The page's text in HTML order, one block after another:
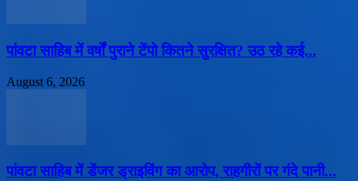
पांवटा साहिब में वर्षों पुराने टेंपो कितने सुरक्षित? उठ रहे कई...
August 6, 2026
पांवटा साहिब में डेंजर ड्राइविंग का आरोप, राहगीरों पर गंदे पानी...